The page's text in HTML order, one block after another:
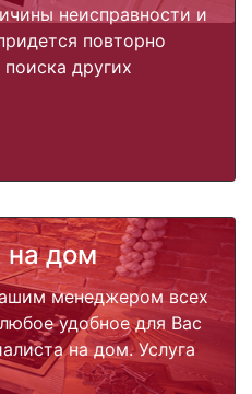
неисправности и
повторно
других
на дом
менеджером всех
удобное для Вас
на дом. Услуга